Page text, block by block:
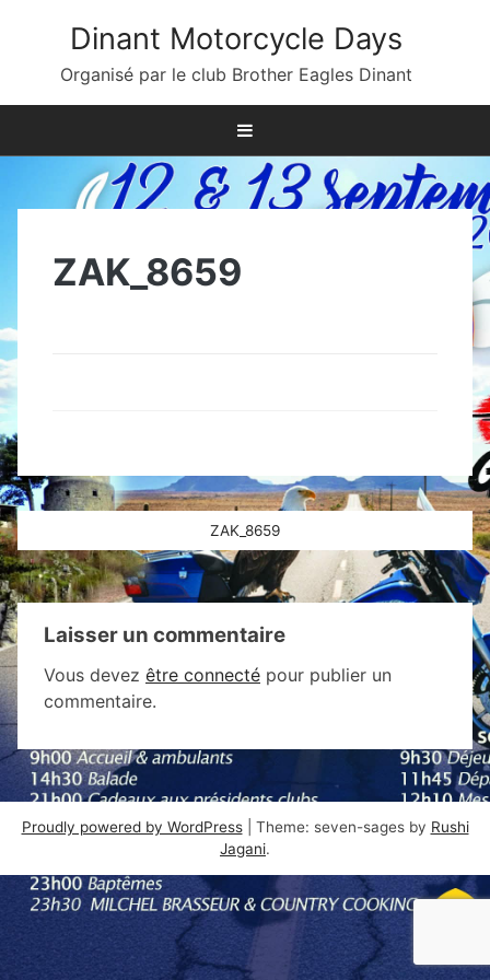
Dinant Motorcycle Days
Organisé par le club Brother Eagles Dinant
ZAK_8659
Navigation
de
l’article
ZAK_8659
Laisser un commentaire
Vous devez être connecté pour publier un
commentaire.
Proudly powered by WordPress Theme: seven-sages by Rushi
Jagani.